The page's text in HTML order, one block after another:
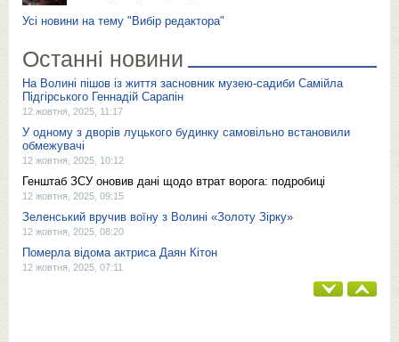
Усі новини на тему "Вибір редактора"
Останні новини
На Волині пішов із життя засновник музею-садиби Самійла
Підгірського Геннадій Сарапін
12 жовтня, 2025, 11:17
У одному з дворів луцького будинку самовільно встановили
обмежувачі
12 жовтня, 2025, 10:12
Генштаб ЗСУ оновив дані щодо втрат ворога: подробиці
12 жовтня, 2025, 09:15
Зеленський вручив воїну з Волині «Золоту Зірку»
12 жовтня, 2025, 08:20
Померла відома актриса Даян Кітон
12 жовтня, 2025, 07:11